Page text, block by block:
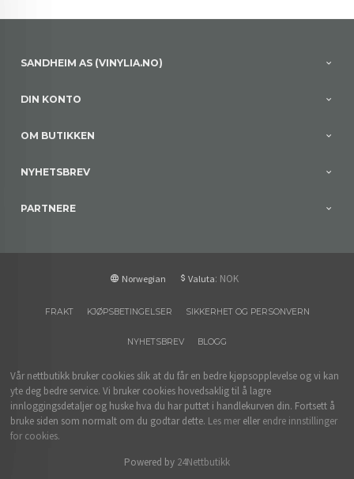
SANDHEIM AS (VINYLIA.NO)
DIN KONTO
OM BUTIKKEN
NYHETSBREV
PARTNERE
Norwegian Valuta: NOK
FRAKT KJØPSBETINGELSER SIKKERHET OG PERSONVERN
NYHETSBREV BLOGG
Vår nettbutikk bruker cookies slik at du får en bedre kjøpsopplevelse og vi kan
yte deg bedre service. Vi bruker cookies hovedsaklig til å lagre
innloggingsdetaljer og huske hva du har puttet i handlekurven din. Fortsett å
bruke siden som normalt om du godtar dette. Les mer eller endre innstillinger
for cookies.
Powered by 24Nettbutikk